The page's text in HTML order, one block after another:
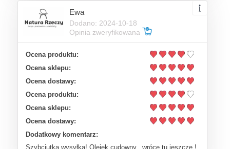
Ewa
Dodano: 2024-10-18
Opinia zweryfikowana
Ocena produktu:
Ocena sklepu:
Ocena dostawy:
Ocena produktu:
Ocena sklepu:
Ocena dostawy:
Dodatkowy komentarz:
Szybciutka wysyłka! Olejek cudowny.. wrócę tu jeszcze !